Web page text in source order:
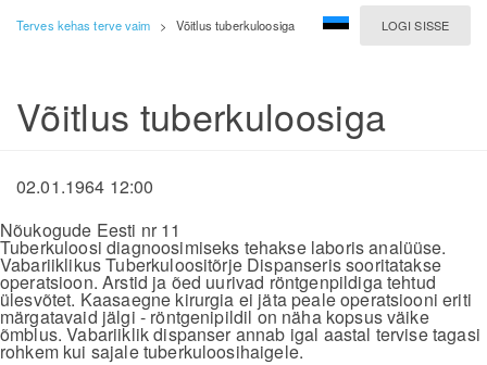
LOGI SISSE
Terves kehas terve vaim > Võitlus tuberkuloosiga
Võitlus tuberkuloosiga
02.01.1964 12:00
Nõukogude Eesti nr 11
Tuberkuloosi diagnoosimiseks tehakse laboris analüüse.
Vabariiklikus Tuberkuloositõrje Dispanseris sooritatakse
operatsioon. Arstid ja õed uurivad röntgenpildiga tehtud
ülesvõtet. Kaasaegne kirurgia ei jäta peale operatsiooni eriti
märgatavaid jälgi - röntgenipildil on näha kopsus väike
õmblus. Vabariiklik dispanser annab igal aastal tervise tagasi
rohkem kui sajale tuberkuloosihaigele.